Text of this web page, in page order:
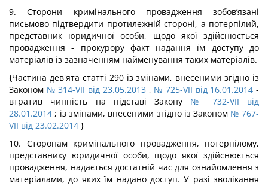
9. Сторони кримінального провадження зобов’язані
письмово підтвердити протилежній стороні, а потерпілий,
представник юридичної особи, щодо якої здійснюється
провадження - прокурору факт надання їм доступу до
матеріалів із зазначенням найменування таких матеріалів.
{Частина дев'ята статті 290 із змінами, внесеними згідно із
Законом № 314-VII від 23.05.2013 , № 725-VII від 16.01.2014 -
втратив чинність на підставі Закону № 732-VII від
28.01.2014 ; із змінами, внесеними згідно із Законом № 767-
VII від 23.02.2014 }
10. Сторонам кримінального провадження, потерпілому,
представнику юридичної особи, щодо якої здійснюється
провадження, надається достатній час для ознайомлення з
матеріалами, до яких їм надано доступ. У разі зволікання